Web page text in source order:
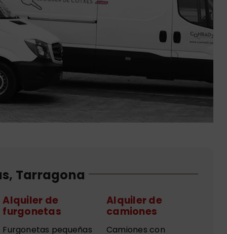
Tarragona
Alquiler de
furgonetas
Furgonetas pequeñas
Alquiler de
camiones
Camiones con